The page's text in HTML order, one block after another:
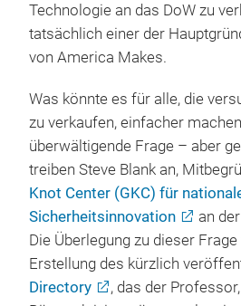
Technologie an das DoW zu
tatsächlich einer der
von America Makes.
Was könnte es für alle, die
zu verkaufen, einfacher
überwältigende Frage – aber
treiben Steve Blank an,
Knot Center (GKC) für
Sicherheitsinnovation
an
Die Überlegung zu dieser
Erstellung des kürzlich
Directory
, das der